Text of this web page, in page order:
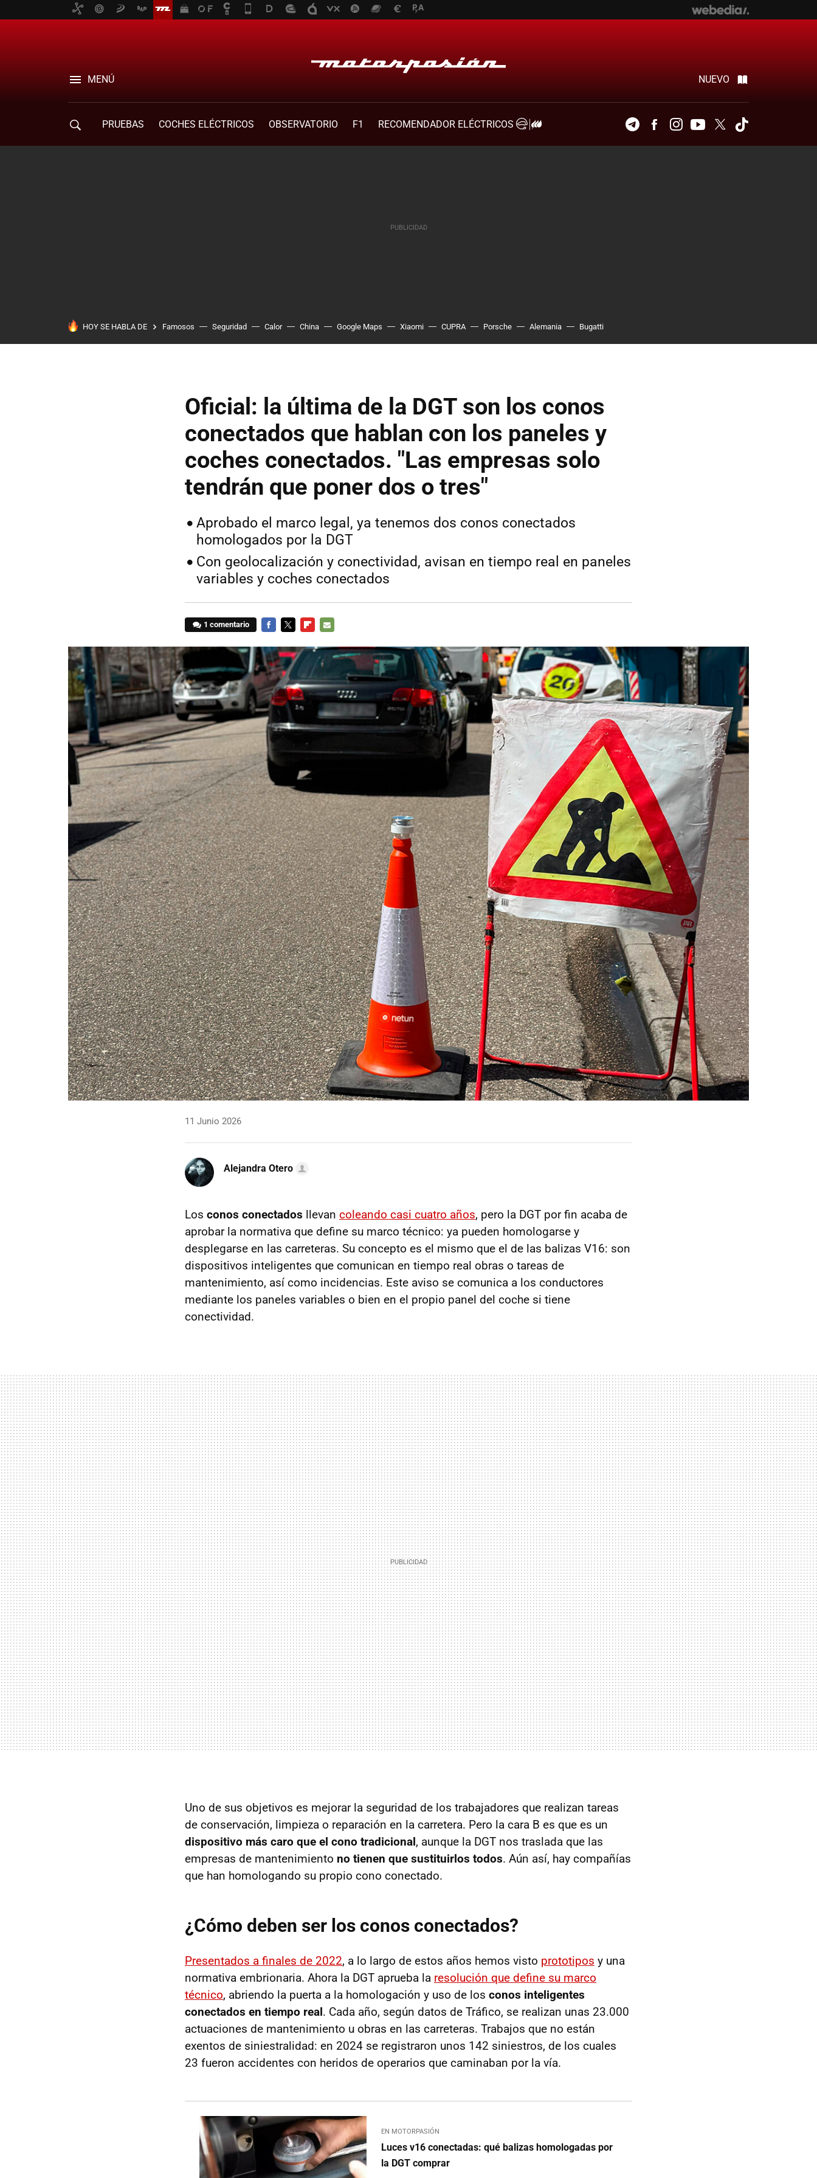
MENÚ NUEVO
PRUEBAS COCHES ELÉCTRICOS OBSERVATORIO F1
RECOMENDADOR ELÉCTRICOS
TelegramFacebookInstagramYoutubeTwitter
HOY SE HABLA DE Famosos Seguridad Calor China Google Maps Xiaomi CUPRA Porsche Alemania Bugatti
Oficial: la última de la DGT son los conos
conectados que hablan con los paneles y
coches conectados. "Las empresas solo
tendrán que poner dos o tres"
Aprobado el marco legal, ya tenemos dos conos conectados
homologados por la DGT
Con geolocalización y conectividad, avisan en tiempo real en paneles
variables y coches conectados
1 comentario
MAIL
11 Junio 2026
Alejandra Otero
Los conos conectados llevan coleando casi cuatro años, pero la DGT por fin acaba de
aprobar la normativa que define su marco técnico: ya pueden homologarse y
desplegarse en las carreteras. Su concepto es el mismo que el de las balizas V16: son
dispositivos inteligentes que comunican en tiempo real obras o tareas de
mantenimiento, así como incidencias. Este aviso se comunica a los conductores
mediante los paneles variables o bien en el propio panel del coche si tiene
conectividad.
Uno de sus objetivos es mejorar la seguridad de los trabajadores que realizan tareas
de conservación, limpieza o reparación en la carretera. Pero la cara B es que es un
dispositivo más caro que el cono tradicional, aunque la DGT nos traslada que las
empresas de mantenimiento no tienen que sustituirlos todos. Aún así, hay compañías
que han homologando su propio cono conectado.
¿Cómo deben ser los conos conectados?
Presentados a finales de 2022, a lo largo de estos años hemos visto prototipos y una
normativa embrionaria. Ahora la DGT aprueba la resolución que define su marco
técnico, abriendo la puerta a la homologación y uso de los conos inteligentes
conectados en tiempo real. Cada año, según datos de Tráfico, se realizan unas 23.000
actuaciones de mantenimiento u obras en las carreteras. Trabajos que no están
exentos de siniestralidad: en 2024 se registraron unos 142 siniestros, de los cuales
23 fueron accidentes con heridos de operarios que caminaban por la vía.
EN MOTORPASIÓN
Luces v16 conectadas: qué balizas homologadas por
la DGT comprar